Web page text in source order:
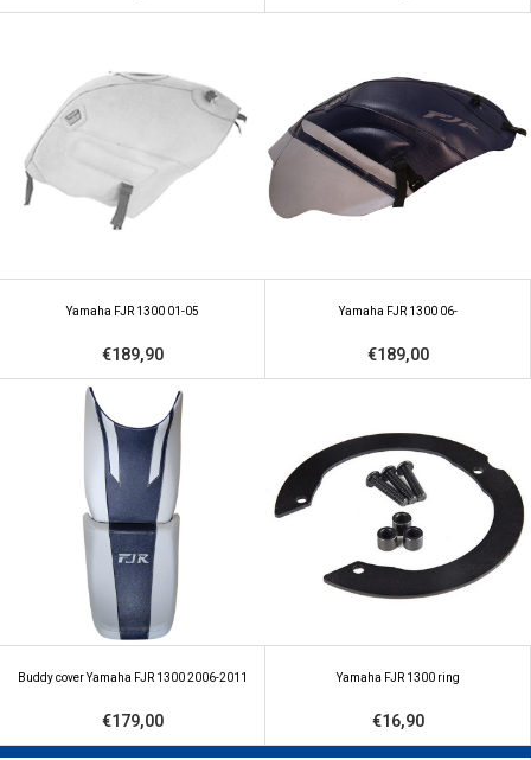
Yamaha FJR 1300 01-05
€189,90
Yamaha FJR 1300 06-
€189,00
Buddy cover Yamaha FJR 1300 2006-2011
€179,00
Yamaha FJR 1300 ring
€16,90